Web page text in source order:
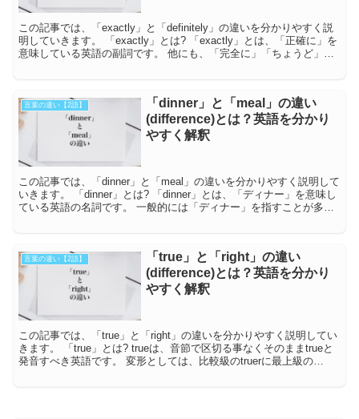
この記事では、「exactly」と「definitely」の違いを分かりやすく説
明していきます。 「exactly」とは? 「exactly」とは、「正確に」を
意味している英語の副詞です。 他にも、「完全に」「ちょうど」と
言葉の違い【2語】
「dinner」と「meal」の違い
(difference)とは？英語を分かり
やすく解釈
この記事では、「dinner」と「meal」の違いを分かりやすく説明して
いきます。 「dinner」とは? 「dinner」とは、「ディナー」を意味し
ている英語の名詞です。 一般的には「ディナー」を指すことが多い
言葉の違い【2語】
「true」と「right」の違い
(difference)とは？英語を分かり
やすく解釈
この記事では、「true」と「right」の違いを分かりやすく説明してい
きます。 「true」とは? trueは、音節で区切る事なくそのままtrueと
発音すべき英語です。 変形としては、比較級のtruerに最上級の